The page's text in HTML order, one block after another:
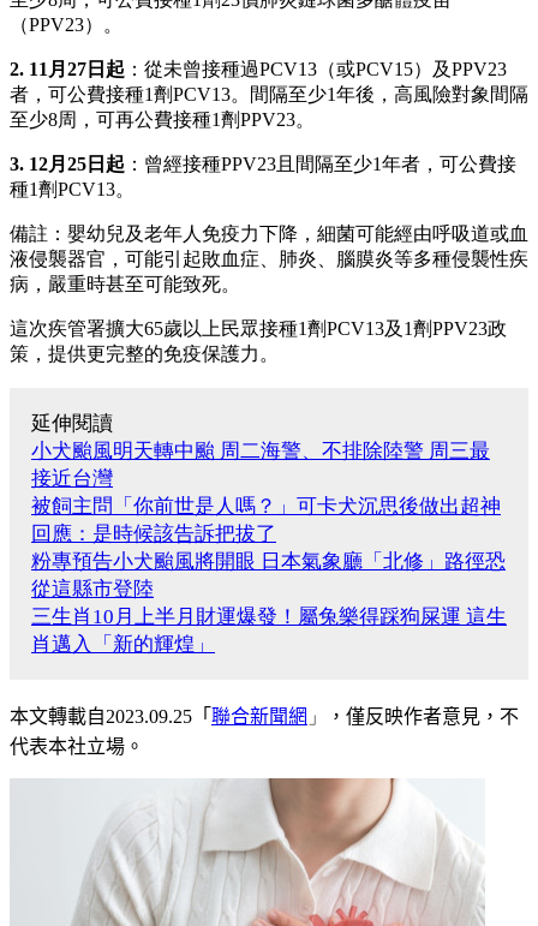
（PPV23）。
2. 11月27日起 ：從未曾接種過PCV13（或PCV15）及PPV23
者，可公費接種1劑PCV13。間隔至少1年後，高風險對象間隔
至少8周，可再公費接種1劑PPV23。
3. 12月25日起 ：曾經接種PPV23且間隔至少1年者，可公費接
種1劑PCV13。
備註：嬰幼兒及老年人免疫力下降，細菌可能經由呼吸道或血
液侵襲器官，可能引起敗血症、肺炎、腦膜炎等多種侵襲性疾
病，嚴重時甚至可能致死。
這次疾管署擴大65歲以上民眾接種1劑PCV13及1劑PPV23政
策，提供更完整的免疫保護力。
延伸閱讀
小犬颱風明天轉中颱 周二海警、不排除陸警 周三最
接近台灣
被飼主問「你前世是人嗎？」可卡犬沉思後做出超神
回應：是時候該告訴把拔了
粉專預告小犬颱風將開眼 日本氣象廳「北修」路徑恐
從這縣市登陸
三生肖10月上半月財運爆發！屬兔樂得踩狗屎運 這生
肖邁入「新的輝煌」
本文轉載自2023.09.25 「 聯合新聞網 」
，僅反映作者意見，不
代表本社立場。